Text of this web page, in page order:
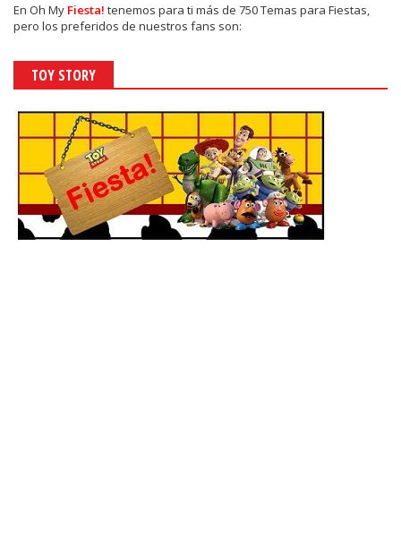
En Oh My Fiesta! tenemos para ti más de 750 Temas para Fiestas,
pero los preferidos de nuestros fans son:
TOY STORY